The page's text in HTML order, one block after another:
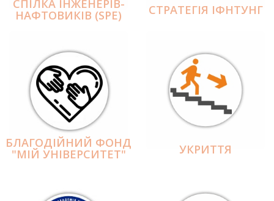
СПІЛКА ІНЖЕНЕРІВ-
НАФТОВИКІВ (SPE) СТРАТЕГІЯ ІФНТУНГ
БЛАГОДІЙНИЙ ФОНД
"МІЙ УНІВЕРСИТЕТ" УКРИТТЯ